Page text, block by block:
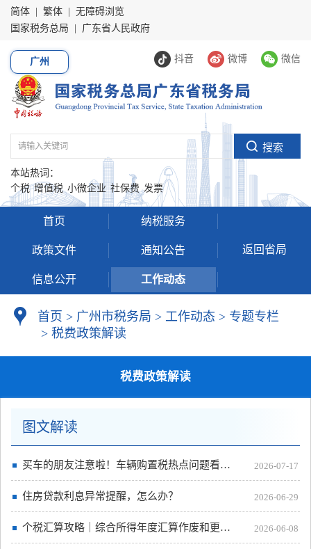
简体 繁体
无障碍浏览
国家税务总局
广东省人民政府
抖音 微博 微信
广州
本站热词：
个税 增值税 小微企业 社保费 发票
首页 纳税服务
政策文件 通知公告
信息公开 工作动态
返回省局
首页 > 广州市税务局 > 工作动态 > 专题专栏
> 税费政策解读
税费政策解读
图文解读
买车的朋友注意啦！车辆购置税热点问题看这里 2026-07-17
住房贷款利息异常提醒，怎么办？ 2026-06-29
个税汇算攻略｜综合所得年度汇算作废和更正申报操作指引 2026-06-08